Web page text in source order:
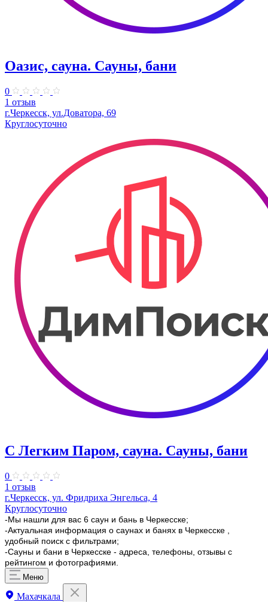
Оазис, сауна. Сауны, бани
0
1 отзыв
г.Черкесск, ул.Доватора, 69
Круглосуточно
С Легким Паром, сауна. Сауны, бани
0
1 отзыв
г.Черкесск, ул. Фридриха Энгельса, 4
Круглосуточно
-Мы нашли для вас 6 саун и бань в Черкесске;
-Актуальная информация о саунах и банях в Черкесске ,
удобный поиск с фильтрами;
-Сауны и бани в Черкесске - адреса, телефоны, отзывы с
рейтингом и фотографиями.
Меню
Махачкала